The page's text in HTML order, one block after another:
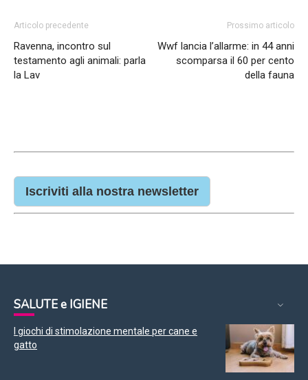
Articolo precedente
Ravenna, incontro sul
testamento agli animali: parla
la Lav
Prossimo articolo
Wwf lancia l’allarme: in 44 anni
scomparsa il 60 per cento
della fauna
Iscriviti alla nostra newsletter
SALUTE e IGIENE
I giochi di stimolazione mentale per cane e
gatto